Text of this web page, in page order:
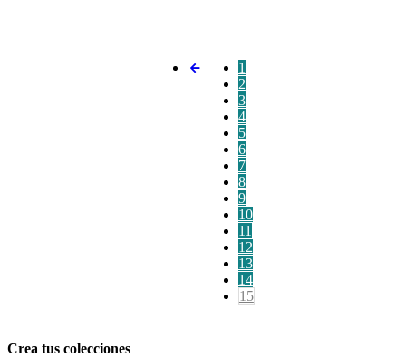
1
2
3
4
5
6
7
8
9
10
11
12
13
14
15
Crea tus colecciones